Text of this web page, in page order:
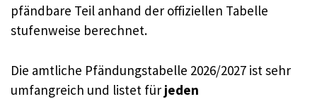
pfändbare Teil anhand der offiziellen Tabelle
stufenweise berechnet.
Die amtliche Pfändungstabelle 2026/2027 ist sehr
umfangreich und listet für jeden